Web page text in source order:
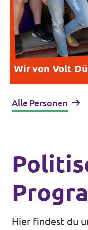
Wir von Volt
Alle Personen
Hier findest du